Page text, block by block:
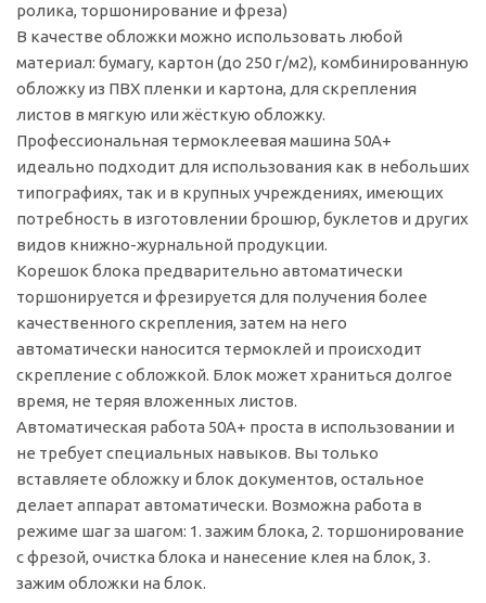
ролика, торшонирование и фреза)
В качестве обложки можно использовать любой
материал: бумагу, картон (до 250 г/м2), комбинированную
обложку из ПВХ пленки и картона, для скрепления
листов в мягкую или жёсткую обложку.
Профессиональная термоклеевая машина 50A+
идеально подходит для использования как в небольших
типографиях, так и в крупных учреждениях, имеющих
потребность в изготовлении брошюр, буклетов и других
видов книжно-журнальной продукции.
Корешок блока предварительно автоматически
торшонируется и фрезируется для получения более
качественного скрепления, затем на него
автоматически наносится термоклей и происходит
скрепление с обложкой. Блок может храниться долгое
время, не теряя вложенных листов.
Автоматическая работа 50A+ проста в использовании и
не требует специальных навыков. Вы только
вставляете обложку и блок документов, остальное
делает аппарат автоматически. Возможна работа в
режиме шаг за шагом: 1. зажим блока, 2. торшонирование
с фрезой, очистка блока и нанесение клея на блок, 3.
зажим обложки на блок.